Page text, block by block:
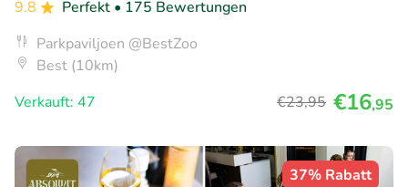
9.8
Perfekt • 175 Bewertungen
Parkpaviljoen @BestZoo
Best (10km)
Verkauft: 47
€23,95 €16,95
37% Rabatt